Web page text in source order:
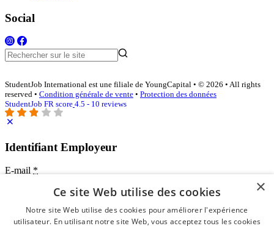
Social
StudentJob International est une filiale de YoungCapital • © 2026 • All rights
reserved • Condition générale de vente • Protection des données
StudentJob FR score 4.5 - 10 reviews
Identifiant Employeur
E-mail *
Mot de passe
se souvenir de moi
×
Ce site Web utilise des cookies
Notre site Web utilise des cookies pour améliorer l'expérience
utilisateur. En utilisant notre site Web, vous acceptez tous les cookies